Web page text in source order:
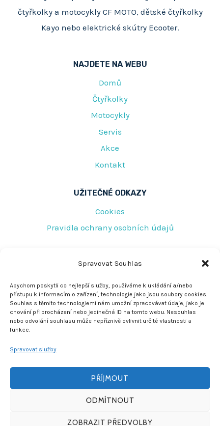
Spravovat Souhlas
Abychom poskytli co nejlepší služby, používáme k ukládání a/nebo
přístupu k informacím o zařízení, technologie jako jsou soubory cookies.
Souhlas s těmito technologiemi nám umožní zpracovávat údaje, jako je
chování při procházení nebo jedinečná ID na tomto webu. Nesouhlas
nebo odvolání souhlasu může nepříznivě ovlivnit určité vlastnosti a
funkce.
Spravovat služby
PŘÍJMOUT
ODMÍTNOUT
ZOBRAZIT PŘEDVOLBY
čtyřkolky a motocykly CF MOTO, dětské čtyřkolky
Kayo nebo elektrické skútry Ecooter.
NAJDETE NA WEBU
Domů
Čtyřkolky
Motocykly
Servis
Akce
Kontakt
UŽITEČNÉ ODKAZY
Cookies
Pravidla ochrany osobních údajů
Tovární 219
Jeseník 790 01
rescujirka@seznam.cz
+420 608 772 278
© 2026 Jiří Jelínek - Vyrobeno v